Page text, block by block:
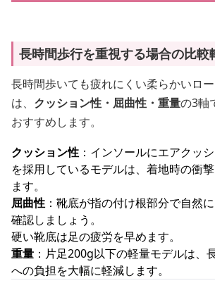
長時間歩行を重視する場合の比較
長時間歩いても疲れにくい柔らかいロ
は、 クッション性・屈曲性・重量の3軸
おすすめします。
クッション性 ：インソールにエアクッ
を採用しているモデルは、着地時の衝
ます。
屈曲性 ：靴底が指の付け根部分で自然
確認しましょう。
硬い靴底は足の疲労を早めます。
重量 ：片足200g以下の軽量モデルは、
への負担を大幅に軽減します。